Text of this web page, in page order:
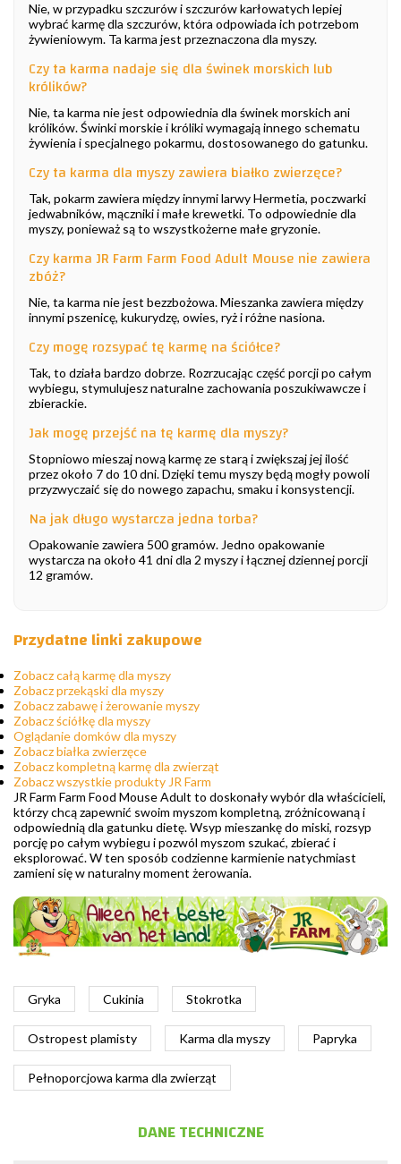
Nie, w przypadku szczurów i szczurów karłowatych lepiej
wybrać karmę dla szczurów, która odpowiada ich potrzebom
żywieniowym. Ta karma jest przeznaczona dla myszy.
Czy ta karma nadaje się dla świnek morskich lub
królików?
Nie, ta karma nie jest odpowiednia dla świnek morskich ani
królików. Świnki morskie i króliki wymagają innego schematu
żywienia i specjalnego pokarmu, dostosowanego do gatunku.
Czy ta karma dla myszy zawiera białko zwierzęce?
Tak, pokarm zawiera między innymi larwy Hermetia, poczwarki
jedwabników, mączniki i małe krewetki. To odpowiednie dla
myszy, ponieważ są to wszystkożerne małe gryzonie.
Czy karma JR Farm Farm Food Adult Mouse nie zawiera
zbóż?
Nie, ta karma nie jest bezzbożowa. Mieszanka zawiera między
innymi pszenicę, kukurydzę, owies, ryż i różne nasiona.
Czy mogę rozsypać tę karmę na ściółce?
Tak, to działa bardzo dobrze. Rozrzucając część porcji po całym
wybiegu, stymulujesz naturalne zachowania poszukiwawcze i
zbierackie.
Jak mogę przejść na tę karmę dla myszy?
Stopniowo mieszaj nową karmę ze starą i zwiększaj jej ilość
przez około 7 do 10 dni. Dzięki temu myszy będą mogły powoli
przyzwyczaić się do nowego zapachu, smaku i konsystencji.
Na jak długo wystarcza jedna torba?
Opakowanie zawiera 500 gramów. Jedno opakowanie
wystarcza na około 41 dni dla 2 myszy i łącznej dziennej porcji
12 gramów.
Przydatne linki zakupowe
Zobacz całą karmę dla myszy
Zobacz przekąski dla myszy
Zobacz zabawę i żerowanie myszy
Zobacz ściółkę dla myszy
Oglądanie domków dla myszy
Zobacz białka zwierzęce
Zobacz kompletną karmę dla zwierząt
Zobacz wszystkie produkty JR Farm
JR Farm Farm Food Mouse Adult to doskonały wybór dla właścicieli,
którzy chcą zapewnić swoim myszom kompletną, zróżnicowaną i
odpowiednią dla gatunku dietę. Wsyp mieszankę do miski, rozsyp
porcję po całym wybiegu i pozwól myszom szukać, zbierać i
eksplorować. W ten sposób codzienne karmienie natychmiast
zamieni się w naturalny moment żerowania.
Gryka Cukinia Stokrotka
Ostropest plamisty Karma dla myszy Papryka
Pełnoporcjowa karma dla zwierząt
DANE TECHNICZNE